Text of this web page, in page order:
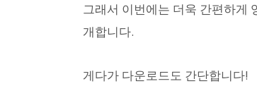
그래서 이번에는 더욱 간편하게
개합니다.
게다가 다운로드도 간단합니다!